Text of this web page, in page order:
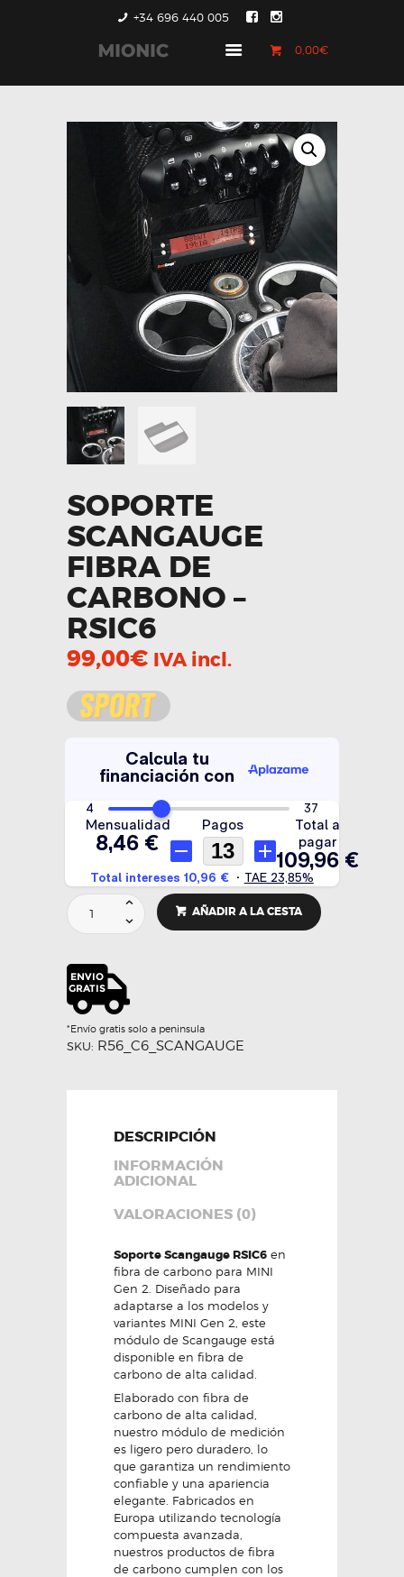
+34 696 440 005
0,00€
GENERACIÓN 1
GENERACIÓN 3
COUNTRYMAN &
PACEMAN
CONTACTO
SOPORTE
SCANGAUGE
FIBRA DE
CARBONO –
RSIC6
99,00€ IVA incl.
Soporte
Scangauge
fibra
carbono
-
RSIC6
cantidad
AÑADIR A LA CESTA
*Envío gratis solo a peninsula
SKU: R56_C6_SCANGAUGE
DESCRIPCIÓN
INFORMACIÓN
ADICIONAL
VALORACIONES (0)
Soporte Scangauge RSIC6 en
fibra de carbono para MINI
Gen 2. Diseñado para
adaptarse a los modelos y
variantes MINI Gen 2, este
módulo de Scangauge está
disponible en fibra de
carbono de alta calidad.
Elaborado con fibra de
carbono de alta calidad,
nuestro módulo de medición
es ligero pero duradero, lo
que garantiza un rendimiento
confiable y una apariencia
elegante. Fabricados en
Europa utilizando tecnología
compuesta avanzada,
nuestros productos de fibra
de carbono cumplen con los